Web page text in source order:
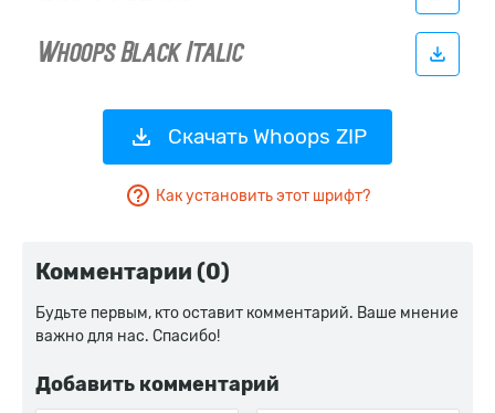
Скачать Whoops ZIP
Как установить этот шрифт?
Комментарии (0)
Будьте первым, кто оставит комментарий. Ваше мнение
важно для нас. Спасибо!
Добавить комментарий